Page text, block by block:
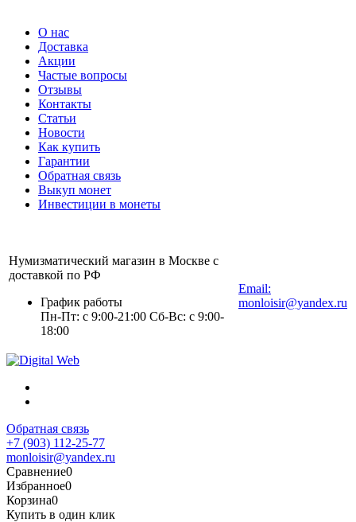
О нас
Доставка
Акции
Частые вопросы
Отзывы
Контакты
Статьи
Новости
Как купить
Гарантии
Обратная связь
Выкуп монет
Инвестиции в монеты
Нумизматический магазин в Москве с
доставкой по РФ
График работы
Пн-Пт: с 9:00-21:00 Сб-Вс: с 9:00-
18:00
Email:
monloisir@yandex.ru
Обратная связь
+7 (903) 112-25-77
monloisir@yandex.ru
Сравнение0
Избранное0
Корзина0
Купить в один клик